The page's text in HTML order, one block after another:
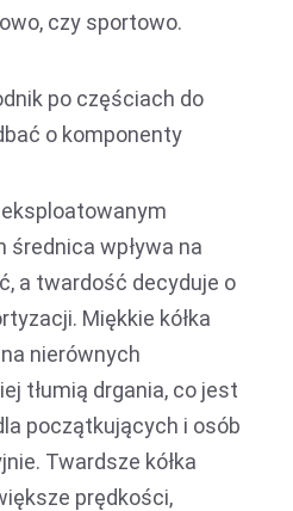
czy sportowo.
eksploatowanym
średnica wpływa na
a twardość decyduje o
Miękkie kółka
nierównych
tłumią drgania, co jest
początkujących i osób
Twardsze kółka
prędkości,